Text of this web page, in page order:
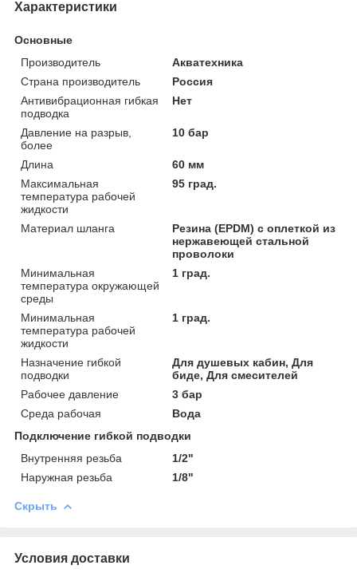
Характеристики
Основные
Производитель
Акватехника
Страна производитель
Россия
Антивибрационная гибкая
подводка
Нет
Давление на разрыв,
более
10 бар
Длина
60 мм
Максимальная
температура рабочей
жидкости
95 град.
Материал шланга
Резина (EPDM) с оплеткой из
нержавеющей стальной
проволоки
Минимальная
температура окружающей
среды
1 град.
Минимальная
температура рабочей
жидкости
1 град.
Назначение гибкой
подводки
Для душевых кабин, Для
биде, Для смесителей
Рабочее давление
3 бар
Среда рабочая
Вода
Подключение гибкой подводки
Внутренняя резьба
1/2"
Наружная резьба
1/8"
Скрыть
Условия доставки